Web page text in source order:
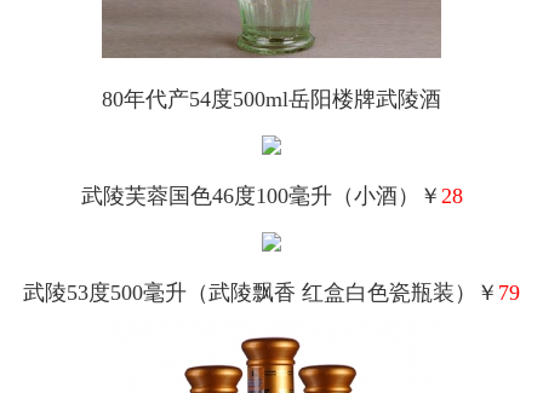
80年代产54度500ml岳阳楼牌武陵酒
武陵芙蓉国色46度100毫升（小酒）￥ 28
武陵53度500毫升（武陵飘香 红盒白色瓷瓶装）￥ 79